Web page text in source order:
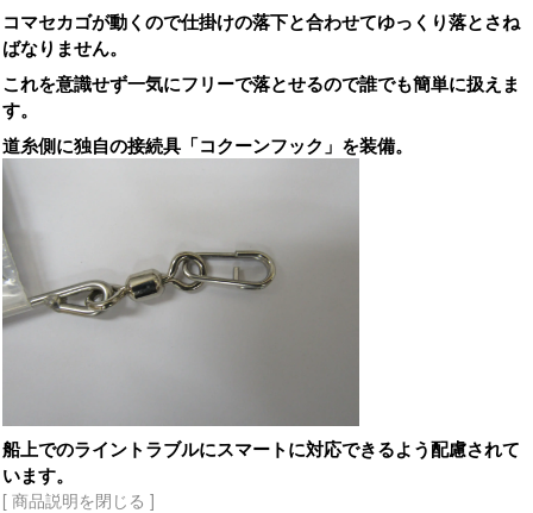
コマセカゴが動くので仕掛けの落下と合わせてゆっくり落とさね
ばなりません。
これを意識せず一気にフリーで落とせるので誰でも簡単に扱えま
す。
道糸側に独自の接続具「コクーンフック」を装備。
船上でのライントラブルにスマートに対応できるよう配慮されて
います。
[ 商品説明を閉じる ]